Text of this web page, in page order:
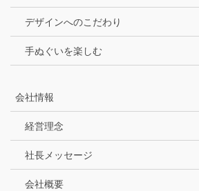
デザインへのこだわり
手ぬぐいを楽しむ
会社情報
経営理念
社長メッセージ
会社概要